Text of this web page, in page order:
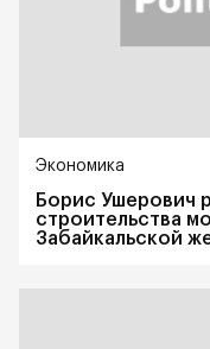
Экономика
Борис Ушерович
строительства
Забайкальской